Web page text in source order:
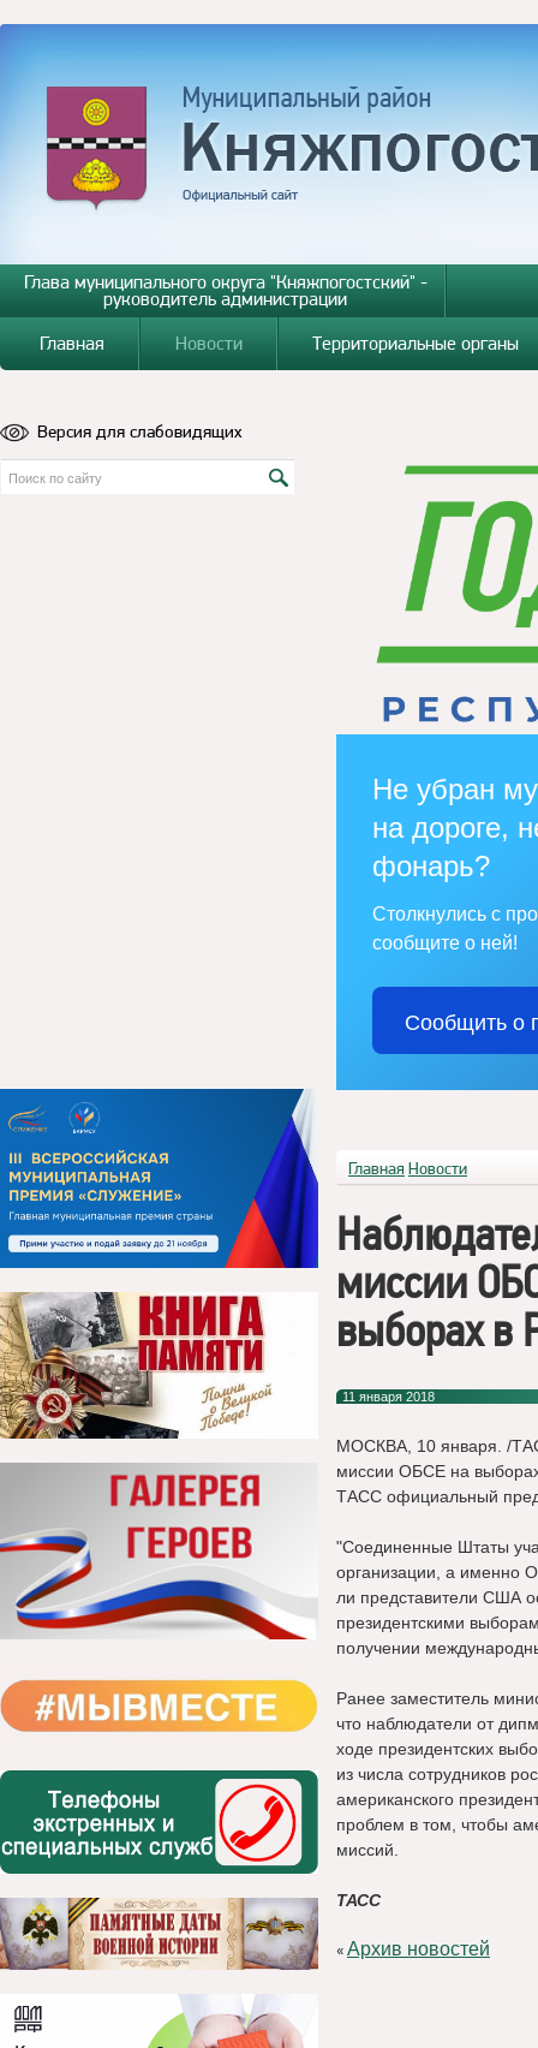
Глава муниципального округа "Княжпогостский" -
руководитель администрации
Главная
Новости Территориальные органы
Версия для слабовидящих
Не убран
на дороге,
фонарь?
Столкнулись с
сообщите о ней!
Сообщить о
Главная Новости
миссии
выборах в
11 января 2018
МОСКВА, 10 января. /
миссии ОБСЕ на
ТАСС официальный
"Соединенные Штаты
организации, а именно
ли представители США
президентскими
получении
Ранее заместитель
что наблюдатели от
ходе президентских
из числа сотрудников
американского
проблем в том, чтобы
миссий.
ТАСС
«Архив новостей